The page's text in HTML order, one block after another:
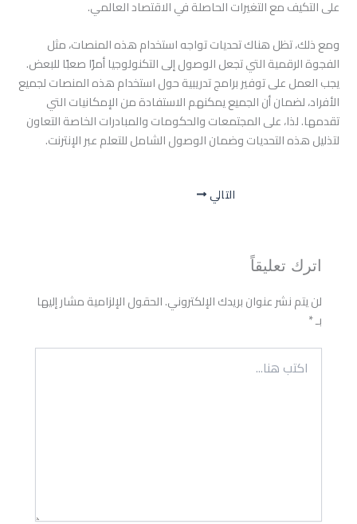
على التكيف مع التغيرات الحاصلة في الاقتصاد العالمي.
ومع ذلك، تظل هناك تحديات تواجه استخدام هذه المنصات، مثل
الفجوة الرقمية التي تجعل الوصول إلى التكنولوجيا أمرًا صعبًا للبعض.
يجب العمل على توفير برامج تدريبية حول استخدام هذه المنصات لجميع
الأفراد، لضمان أن الجميع يمكنهم الاستفادة من الإمكانيات التي
تقدمها. لذا، على المجتمعات والحكومات والمبادرات الخاصة التعاون
لتذليل هذه التحديات وضمان الوصول الشامل للتعلم عبر الإنترنت.
التالي
اترك تعليقاً
لن يتم نشر عنوان بريدك الإلكتروني.الحقول الإلزامية مشار إليها
بـ*
هنا...